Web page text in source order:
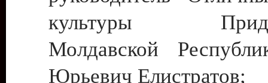
культуры
Молдавской
Юрьевич Елистратов;